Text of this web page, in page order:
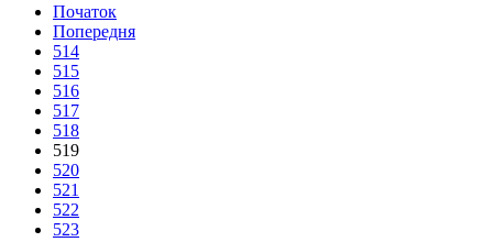
Початок
Попередня
514
515
516
517
518
519
520
521
522
523